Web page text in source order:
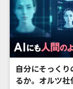
自分にそっく
るか。オルツ社